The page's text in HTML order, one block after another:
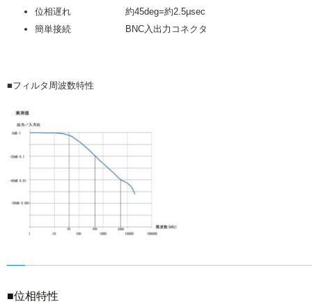
位相遅れ 約45deg=約2.5μsec
簡単接続 BNC入出力コネクタ
■フィルタ周波数特性
■位相特性